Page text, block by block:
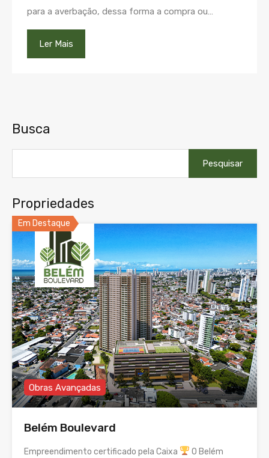
para a averbação, dessa forma a compra ou…
Ler Mais
Busca
por:
Propriedades
Em Destaque
Obras Avançadas
Belém Boulevard
Empreendimento certificado pela Caixa
O Belém